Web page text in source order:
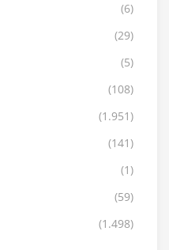
(6)
(29)
(5)
(108)
(1.951)
(141)
(1)
(59)
(1.498)